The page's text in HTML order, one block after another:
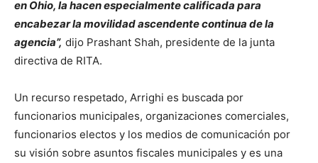
en Ohio, la hacen especialmente calificada para
encabezar la movilidad ascendente continua de la
agencia”, dijo Prashant Shah, presidente de la junta
directiva de RITA.
Un recurso respetado, Arrighi es buscada por
funcionarios municipales, organizaciones comerciales,
funcionarios electos y los medios de comunicación por
su visión sobre asuntos fiscales municipales y es una